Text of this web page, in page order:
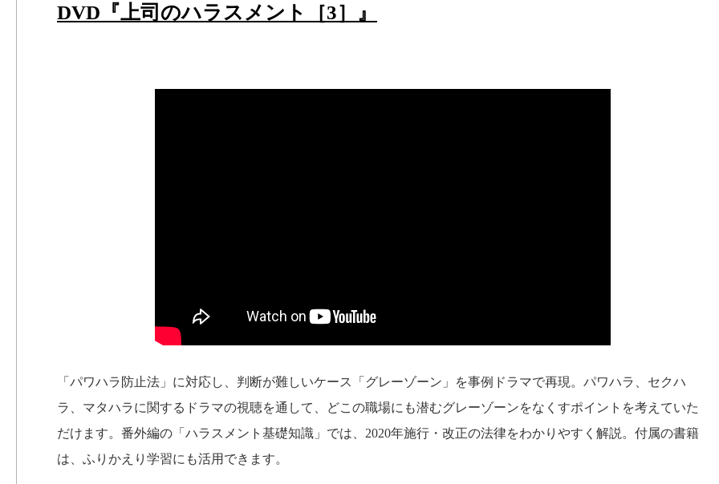
DVD『上司のハラスメント［3］』
「パワハラ防止法」に対応し、判断が難しいケース「グレーゾーン」を事例ドラマで再現。パワハラ、セクハ
ラ、マタハラに関するドラマの視聴を通して、どこの職場にも潜むグレーゾーンをなくすポイントを考えていた
だけます。番外編の「ハラスメント基礎知識」では、2020年施行・改正の法律をわかりやすく解説。付属の書籍
は、ふりかえり学習にも活用できます。